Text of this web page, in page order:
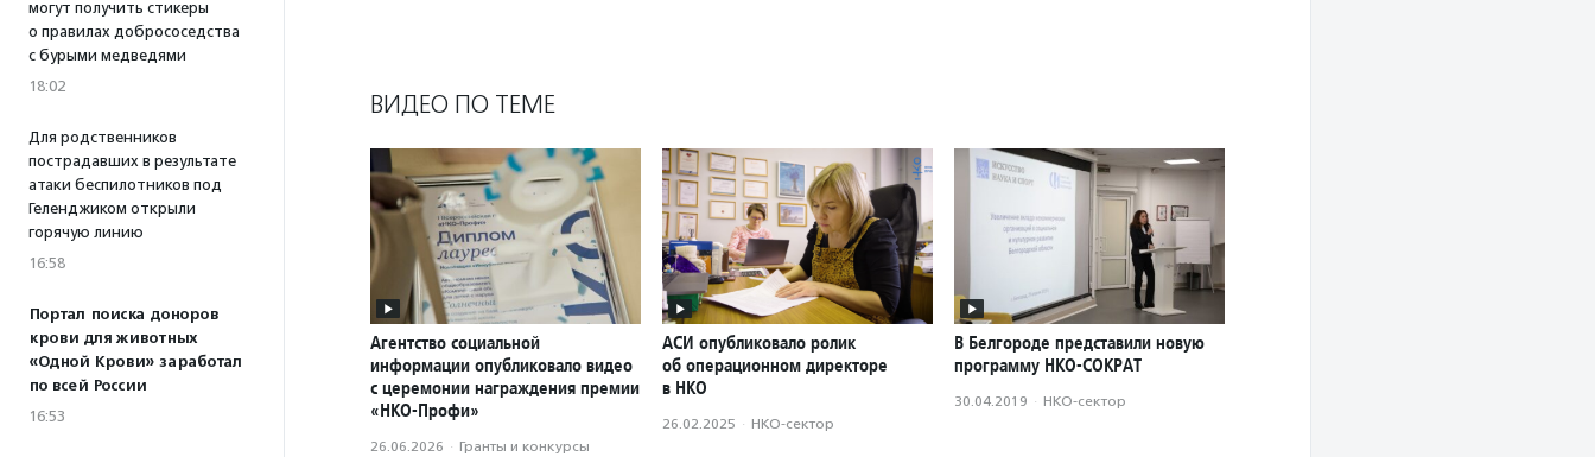
могут получить стикеры
о правилах добрососедства
с бурыми медведями
18:02
Для родственников
пострадавших в результате
атаки беспилотников под
Геленджиком открыли
горячую линию
16:58
Портал поиска доноров
крови для животных
«Одной Крови» заработал
по всей России
16:53
ВИДЕО ПО ТЕМЕ
Агентство социальной
информации опубликовало видео
с церемонии награждения премии
«НКО-Профи»
26.06.2026 · Гранты и конкурсы
АСИ опубликовало ролик
об операционном директоре
в НКО
26.02.2025 · НКО-сектор
В Белгороде представили новую
программу НКО-СОКРАТ
30.04.2019 · НКО-сектор